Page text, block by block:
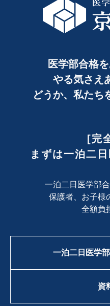
医学部合格
やる気さえ
どうか、私たち
[完
まずは一泊二
一泊二日医学部
保護者、お子様
全額負
一泊二日医学
資